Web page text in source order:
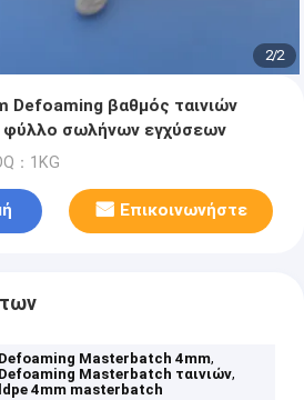
2/2
Defoaming βαθμός ταινιών
φύλλο σωλήνων εγχύσεων
：1KG
Επικοινωνήστε
Defoaming Masterbatch 4mm,
Defoaming Masterbatch ταινιών,
ldpe 4mm masterbatch